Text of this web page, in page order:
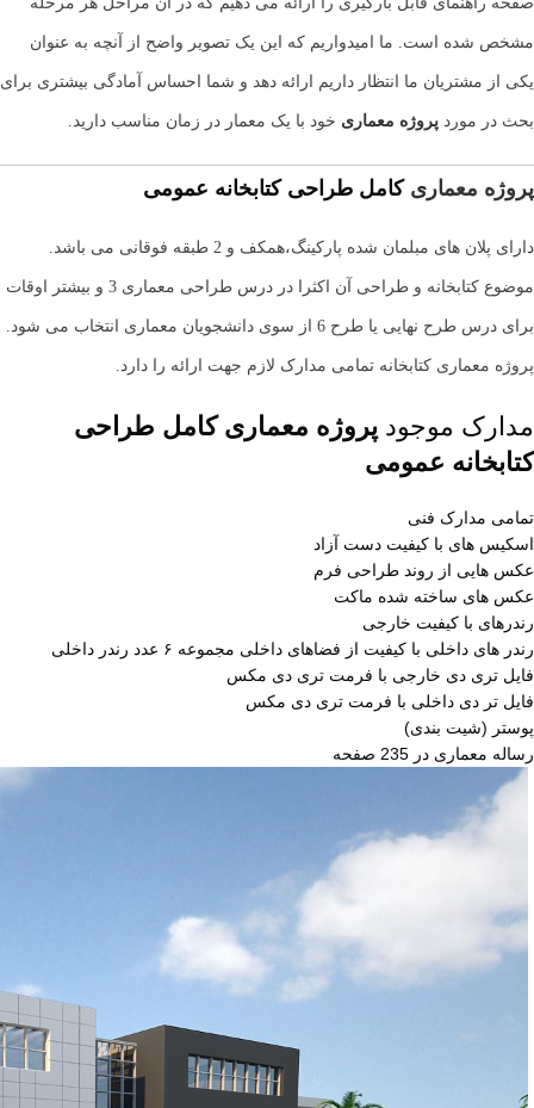
مشخص شده است. ما امیدواریم که این یک تصویر واضح از آنچه به عنوان
یکی از مشتریان ما انتظار داریم ارائه دهد و شما احساس آمادگی بیشتری برای
بحث در مورد پروژه معماری خود با یک معمار در زمان مناسب دارید.
پروژه معماری کامل طراحی کتابخانه عمومی
دارای پلان های مبلمان شده پارکینگ،همکف و 2 طبقه فوقانی می باشد.
موضوع کتابخانه و طراحی آن اکثرا در درس طراحی معماری 3 و بیشتر اوقات
برای درس طرح نهایی یا طرح 6 از سوی دانشجویان معماری انتخاب می شود.
پروژه معماری کتابخانه تمامی مدارک لازم جهت ارائه را دارد.
مدارک موجود پروژه معماری کامل طراحی
کتابخانه عمومی
تمامی مدارک فنی
اسکیس های با کیفیت دست آزاد
عکس هایی از روند طراحی فرم
عکس های ساخته شده ماکت
رندرهای با کیفیت خارجی
رندر های داخلی با کیفیت از فضاهای داخلی مجموعه ۶ عدد رندر داخلی
فایل تری دی خارجی با فرمت تری دی مکس
فایل تر دی داخلی با فرمت تری دی مکس
پوستر (شیت بندی)
رساله معماری در 235 صفحه